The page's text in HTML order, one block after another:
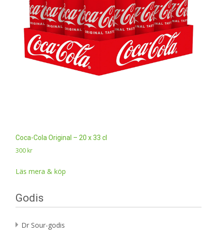
Coca-Cola Original – 20 x 33 cl
300 kr
Läs mera & köp
Godis
Dr Sour-godis